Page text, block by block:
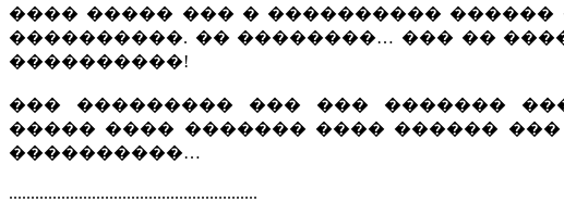
���� ����� ��� � ����������
����������. �� ��������… ��� ��
����������!
��� ��������� ��� ��� �������
����� ���� ������� ���� ������
����������…
.........................................................